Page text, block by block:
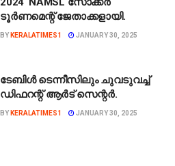
ടൂർണമെന്റ് ജേതാക്കളായി.
BY KERALATIMES1 JANUARY 30, 2025
ടേബിള്‍ ടെന്നീസിലും ചുവടുവച്ച്
ഡിഫറന്റ് ആര്‍ട് സെന്റര്‍.
BY KERALATIMES1 JANUARY 30, 2025